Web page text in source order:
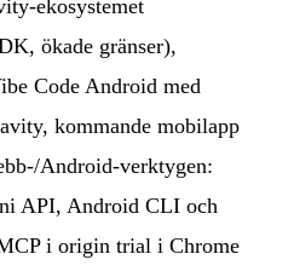
ekosystemet
ökade gränser),
Code Android med
kommande mobilapp
Android-verktygen:
API, Android CLI och
i origin trial i Chrome